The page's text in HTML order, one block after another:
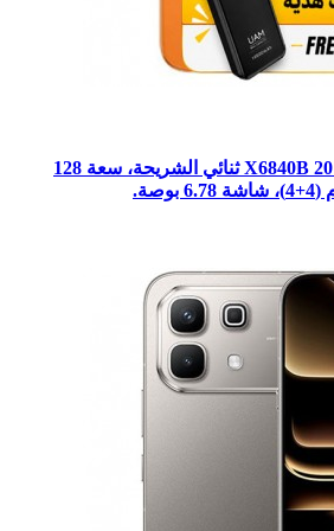
موبايل إنفينكس سمارت 20 X6840B ثنائي الشريحة، سعة 128